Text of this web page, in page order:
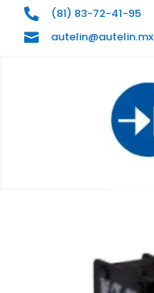
 (81) 83-72-41-95
 autelin@autelin.mx